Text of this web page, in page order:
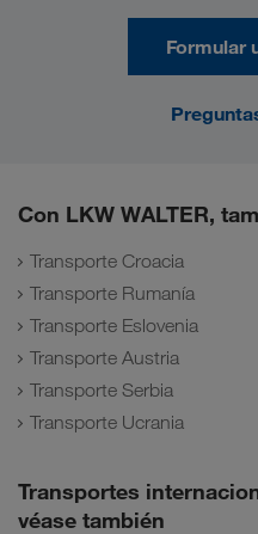
Formular
Con LKW WALTER,
Transporte Croacia
Transporte Rumanía
Transporte Eslovenia
Transporte Austria
Transporte Serbia
Transporte Ucrania
Transportes
véase también